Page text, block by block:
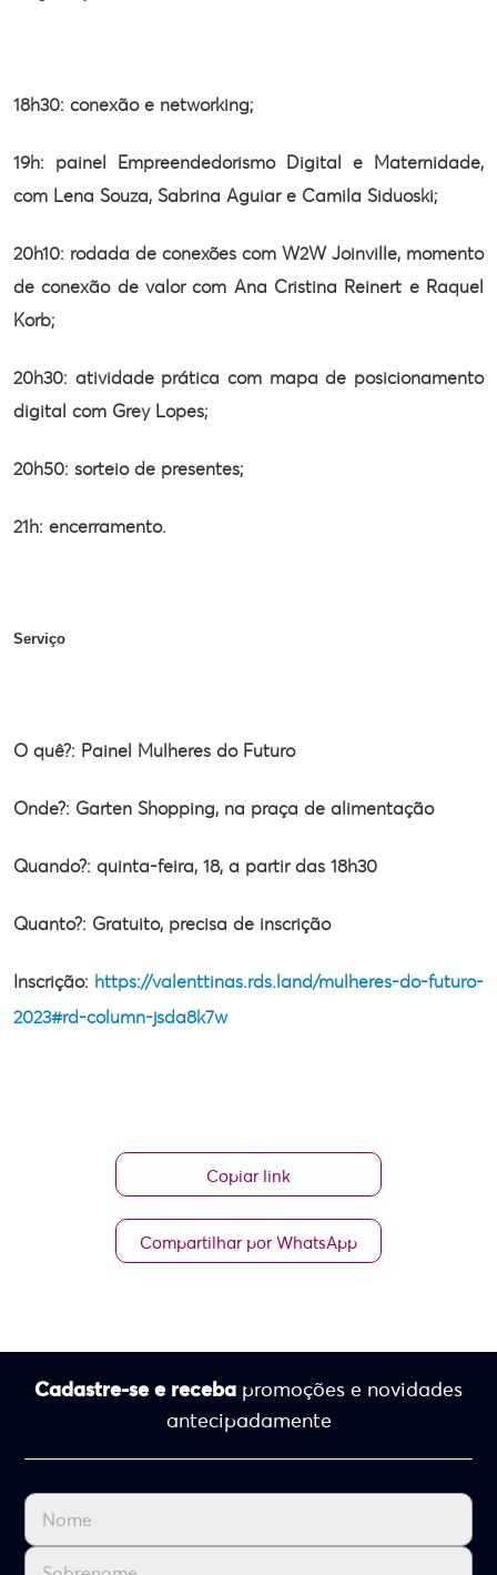
18h30: conexão e networking;
19h: painel Empreendedorismo Digital e Maternidade,
com Lena Souza, Sabrina Aguiar e Camila Siduoski;
20h10: rodada de conexões com W2W Joinville, momento
de conexão de valor com Ana Cristina Reinert e Raquel
Korb;
20h30: atividade prática com mapa de posicionamento
digital com Grey Lopes;
20h50: sorteio de presentes;
21h: encerramento.
Serviço
O quê?: Painel Mulheres do Futuro
Onde?: Garten Shopping, na praça de alimentação
Quando?: quinta-feira, 18, a partir das 18h30
Quanto?: Gratuito, precisa de inscrição
Inscrição: https://valenttinas.rds.land/mulheres-do-futuro-
2023#rd-column-jsda8k7w
Copiar link
Compartilhar por WhatsApp
Cadastre-se e receba promoções e novidades
antecipadamente